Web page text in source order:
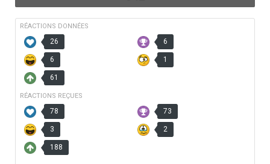
RÉACTIONS DONNÉES
26 6
6 1
61
RÉACTIONS REÇUES
78 73
3 2
188